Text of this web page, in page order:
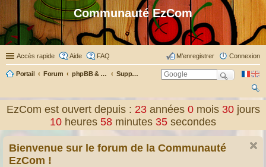
Communauté EzCom
Accès rapide Aide FAQ Connexion
M’enregistrer
Portail Forum phpBB & Co Support pour phpBB
ch
er
EzCom est ouvert depuis : 23 années0 mois30 jours
10 heures 58 minutes 36 secondes
Bienvenue sur le forum de la Communauté
EzCom !